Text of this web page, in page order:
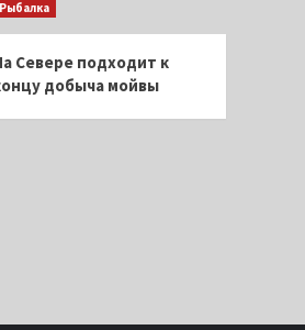
Рыбалка
Севере подходит к
добыча мойвы